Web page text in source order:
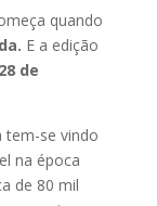
quando
E a edição
28 de
tem-se vindo
na época
de 80 mil